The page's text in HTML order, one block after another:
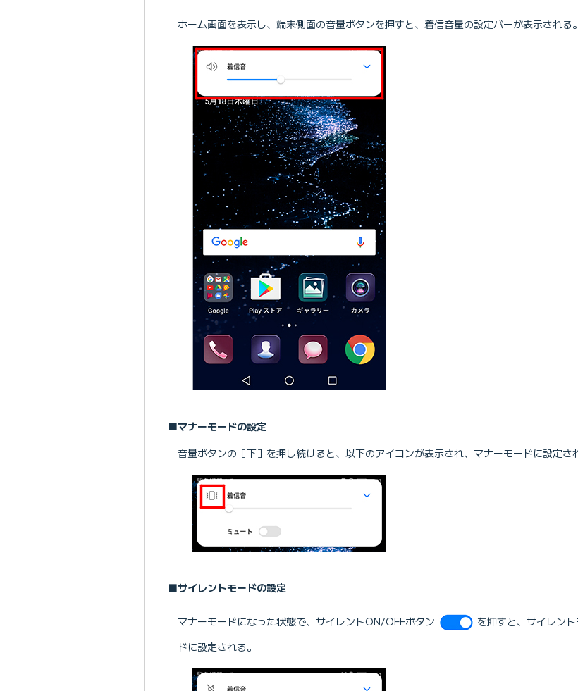
ホーム画面を表示し、端末側面の音量ボタンを押すと、着信音量の設定バーが表示される。
■マナーモードの設定
音量ボタンの［下］を押し続けると、以下のアイコンが表示され、マナーモードに設定さ
■サイレントモードの設定
マナーモードになった状態で、サイレントON/OFFボタン
を押すと、サイレン
ドに設定される。